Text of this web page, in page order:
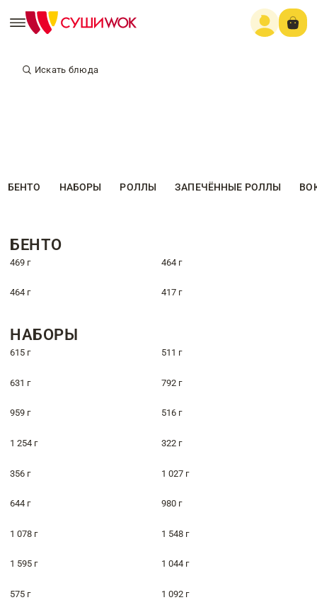
Искать блюда
БЕНТО НАБОРЫ РОЛЛЫ ЗАПЕЧЁННЫЕ РОЛЛЫ
БЕНТО
469 г 464 г
464 г 417 г
НАБОРЫ
615 г 511 г
631 г 792 г
959 г 516 г
1 254 г 322 г
356 г 1 027 г
644 г 980 г
1 078 г 1 548 г
1 595 г 1 044 г
575 г 1 092 г